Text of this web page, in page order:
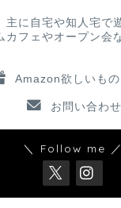
主に自宅や知人宅で
カフェやオープン会
Amazon欲しいもの
お問い合わせ
＼ Follow me ／